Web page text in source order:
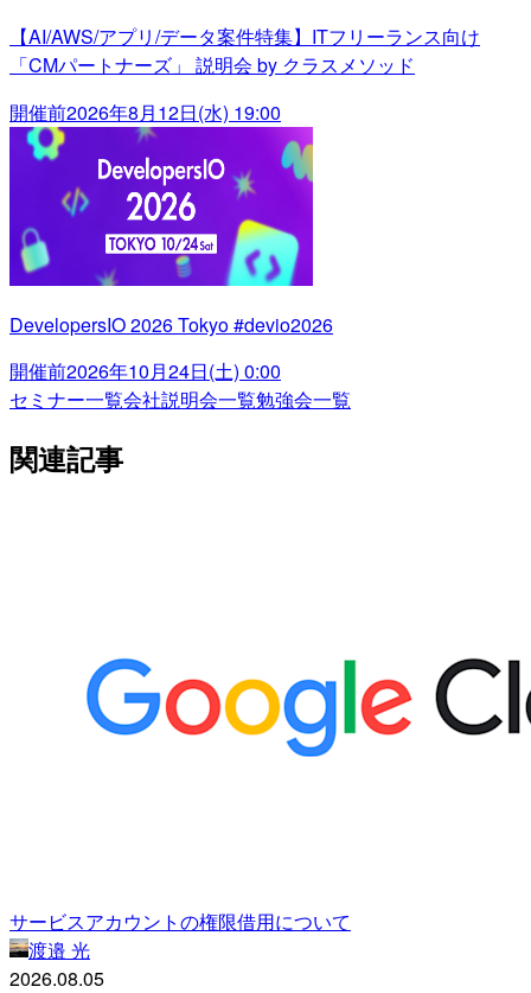
【AI/AWS/アプリ/データ案件特集】ITフリーランス向け
「CMパートナーズ」 説明会 by クラスメソッド
開催前2026年8月12日(水) 19:00
DevelopersIO 2026 Tokyo #devio2026
開催前2026年10月24日(土) 0:00
セミナー一覧会社説明会一覧勉強会一覧
関連記事
サービスアカウントの権限借用について
渡邉 光
2026.08.05